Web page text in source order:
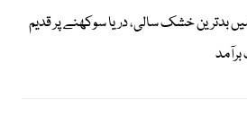
بدترین خشک سالی، دریا سوکھنے پر قدیم
برآمد